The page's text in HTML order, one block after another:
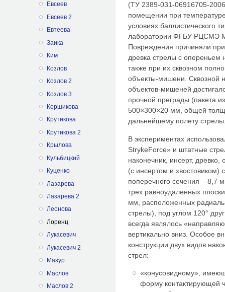
Евсеев
Евсеев 2
Евтеева
Заика
Ким
Козлов
Козлов 2
Козлов 3
Коршикова
Крутикова
Крутикова 2
Крылова
Кульбицкий
Куценко
Лазарева
Лазарева 2
Леонова
Лоренц
Лукасевич
Лукасевич 2
Мазур
Маслов
Маслов 2
(ТУ 2389-031-06916705-
помещении при
условиях баллистического
лаборатории ФГБУ РЦСМЭ
Повреждения причиняли
древка стрелы с опереньем
также при их сквозном
объекты-мишени. Сквозной
объектов-мишеней
прочной преграды (пакета
500×300×20 мм, общей
дальнейшему полету
В экспериментах
StrykeForce» и штатные
наконечник, инсерт, древко,
(с инсертом и хвостовиком)
поперечного сечения – 8,7
трех равноудаленных
мм, расположенных
стрелы), под углом 120°
всегда являлось
вертикально вниз. Особое
конструкции двух видов
стрел:
«конусовидному»,
форму контактирующей